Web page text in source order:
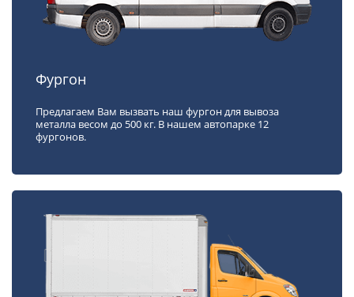
Фургон
Предлагаем Вам вызвать наш фургон для вывоза
металла весом до 500 кг. В нашем автопарке 12
фургонов.